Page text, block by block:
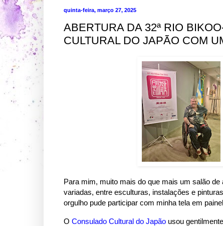
quinta-feira, março 27, 2025
ABERTURA DA 32ª RIO
CULTURAL DO JAPÃO COM
Para mim, muito mais do que mais um salão de
variadas, entre esculturas, instalações e
orgulho pude participar com minha tela em
O Consulado Cultural do Japão usou